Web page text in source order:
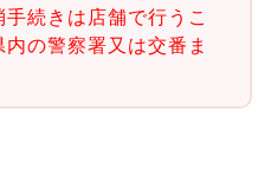
続きは店舗で行うこ
の警察署又は交番ま